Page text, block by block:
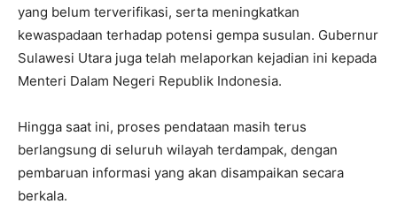
yang belum terverifikasi, serta meningkatkan
kewaspadaan terhadap potensi gempa susulan. Gubernur
Sulawesi Utara juga telah melaporkan kejadian ini kepada
Menteri Dalam Negeri Republik Indonesia.
Hingga saat ini, proses pendataan masih terus
berlangsung di seluruh wilayah terdampak, dengan
pembaruan informasi yang akan disampaikan secara
berkala.